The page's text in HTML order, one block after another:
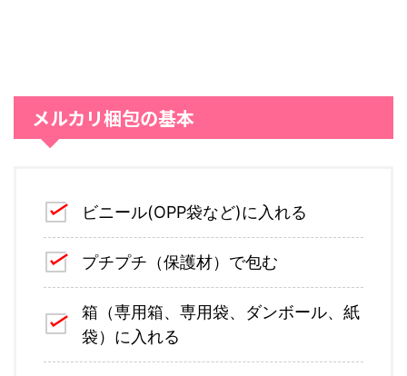
メルカリ梱包の基本
ビニール(OPP袋など)に入れる
プチプチ（保護材）で包む
箱（専用箱、専用袋、ダンボール、紙
袋）に入れる